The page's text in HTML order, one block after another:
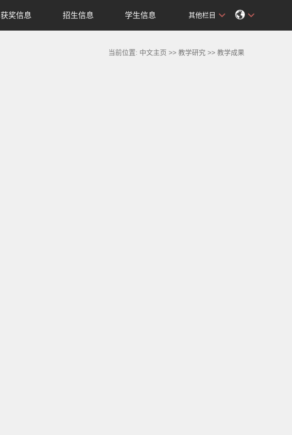
获奖信息 招生信息 学生信息 其他栏目
当前位置: 中文主页 >>教学研究 >>教学成果